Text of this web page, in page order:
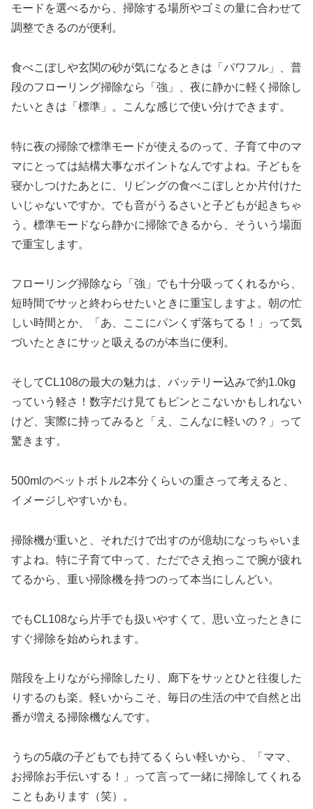
モードを選べるから、掃除する場所やゴミの量に合わせて
調整できるのが便利。
食べこぼしや玄関の砂が気になるときは「パワフル」、普
段のフローリング掃除なら「強」、夜に静かに軽く掃除し
たいときは「標準」。こんな感じで使い分けできます。
特に夜の掃除で標準モードが使えるのって、子育て中のマ
マにとっては結構大事なポイントなんですよね。子どもを
寝かしつけたあとに、リビングの食べこぼしとか片付けた
いじゃないですか。でも音がうるさいと子どもが起きちゃ
う。標準モードなら静かに掃除できるから、そういう場面
で重宝します。
フローリング掃除なら「強」でも十分吸ってくれるから、
短時間でサッと終わらせたいときに重宝しますよ。朝の忙
しい時間とか、「あ、ここにパンくず落ちてる！」って気
づいたときにサッと吸えるのが本当に便利。
そしてCL108の最大の魅力は、バッテリー込みで約1.0kg
っていう軽さ！数字だけ見てもピンとこないかもしれない
けど、実際に持ってみると「え、こんなに軽いの？」って
驚きます。
500mlのペットボトル2本分くらいの重さって考えると、
イメージしやすいかも。
掃除機が重いと、それだけで出すのが億劫になっちゃいま
すよね。特に子育て中って、ただでさえ抱っこで腕が疲れ
てるから、重い掃除機を持つのって本当にしんどい。
でもCL108なら片手でも扱いやすくて、思い立ったときに
すぐ掃除を始められます。
階段を上りながら掃除したり、廊下をサッとひと往復した
りするのも楽。軽いからこそ、毎日の生活の中で自然と出
番が増える掃除機なんです。
うちの5歳の子どもでも持てるくらい軽いから、「ママ、
お掃除お手伝いする！」って言って一緒に掃除してくれる
こともあります（笑）。